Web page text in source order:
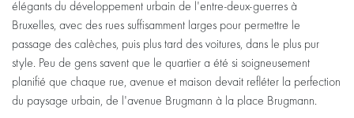
élégants du développement urbain de l'entre-deux-guerres à
Bruxelles, avec des rues suffisamment larges pour permettre le
passage des calèches, puis plus tard des voitures, dans le plus pur
style. Peu de gens savent que le quartier a été si soigneusement
planifié que chaque rue, avenue et maison devait refléter la perfection
du paysage urbain, de l'avenue Brugmann à la place Brugmann.